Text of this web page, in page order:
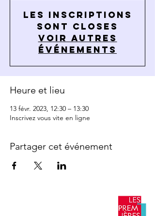
Les inscriptions
sont closes
Voir autres
événements
Heure et lieu
13 févr. 2023, 12:30 – 13:30
Inscrivez vous vite en ligne
Partager cet événement